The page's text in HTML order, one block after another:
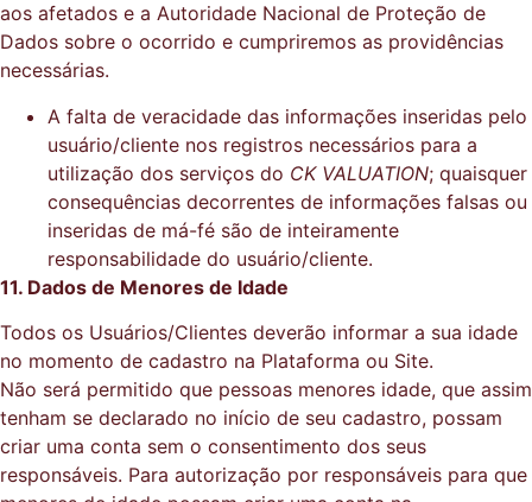
aos afetados e a Autoridade Nacional de Proteção de
Dados sobre o ocorrido e cumpriremos as providências
necessárias.
A falta de veracidade das informações inseridas pelo
usuário/cliente nos registros necessários para a
utilização dos serviços do CK VALUATION; quaisquer
consequências decorrentes de informações falsas ou
inseridas de má-fé são de inteiramente
responsabilidade do usuário/cliente.
11. Dados de Menores de Idade
Todos os Usuários/Clientes deverão informar a sua idade
no momento de cadastro na Plataforma ou Site.
Não será permitido que pessoas menores idade, que assim
tenham se declarado no início de seu cadastro, possam
criar uma conta sem o consentimento dos seus
responsáveis. Para autorização por responsáveis para que